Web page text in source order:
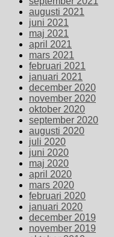
augusti 2021
juni 2021
maj 2021
april 2021
mars 2021
februari 2021
januari 2021
december 2020
november 2020
oktober 2020
september 2020
augusti 2020
juli 2020
juni 2020
maj 2020
april 2020
mars 2020
februari 2020
januari 2020
december 2019
november 2019